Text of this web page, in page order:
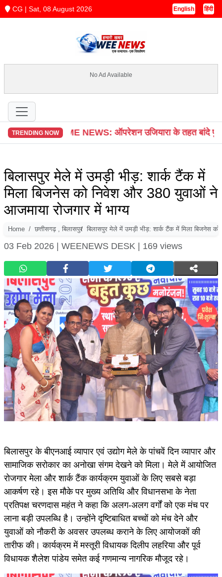
CG | Sat, 08 August 2026 English हिंदी
No Ad Available
TRENDING NOW
CRIME NEWS: ऑपरेशन उजियारा के तहत बांदे पुलिस की बड़ी
बिलासपुर मेले में उमड़ी भीड़: शार्क टैंक में
मिला बिजनेस को निवेश और 380 युवाओं ने
आजमाया रोजगार में भाग्य
Home छत्तीसगढ़ , बिलासपुर बिलासपुर मेले में उमड़ी भीड़: शार्क टैंक में मिला बिजनेस
03 Feb 2026 | WEENEWS DESK | 169 views
बिलासपुर के बीएनआई व्यापार एवं उद्योग मेले के पांचवें दिन व्यापार और
सामाजिक सरोकार का अनोखा संगम देखने को मिला। मेले में आयोजित
रोजगार मेला और शार्क टैंक कार्यक्रम युवाओं के लिए सबसे बड़ा
आकर्षण रहे। इस मौके पर मुख्य अतिथि और विधानसभा के नेता
प्रतिपक्ष चरणदास महंत ने कहा कि अलग-अलग वर्गों को एक मंच पर
लाना बड़ी उपलब्धि है। उन्होंने दृष्टिबाधित बच्चों को मंच देने और
युवाओं को नौकरी के अवसर उपलब्ध कराने के लिए आयोजकों की
तारीफ की। कार्यक्रम में मस्तूरी विधायक दिलीप लहरिया और पूर्व
विधायक शैलेश पांडेय समेत कई गणमान्य नागरिक मौजूद रहे।